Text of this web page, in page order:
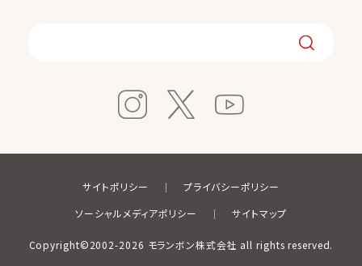
Copyright©2002-2026 モランボン株式会社 all rights reserved.
サイトポリシー
プライバシーポリシー
ソーシャルメディアポリシー
サイトマップ